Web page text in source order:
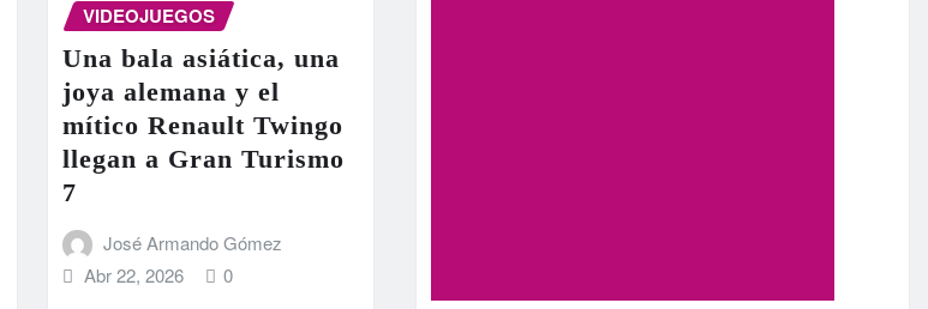
VIDEOJUEGOS
Una bala asiática, una
joya alemana y el
mítico Renault Twingo
llegan a Gran Turismo
7
José Armando Gómez
Abr 22, 2026
0